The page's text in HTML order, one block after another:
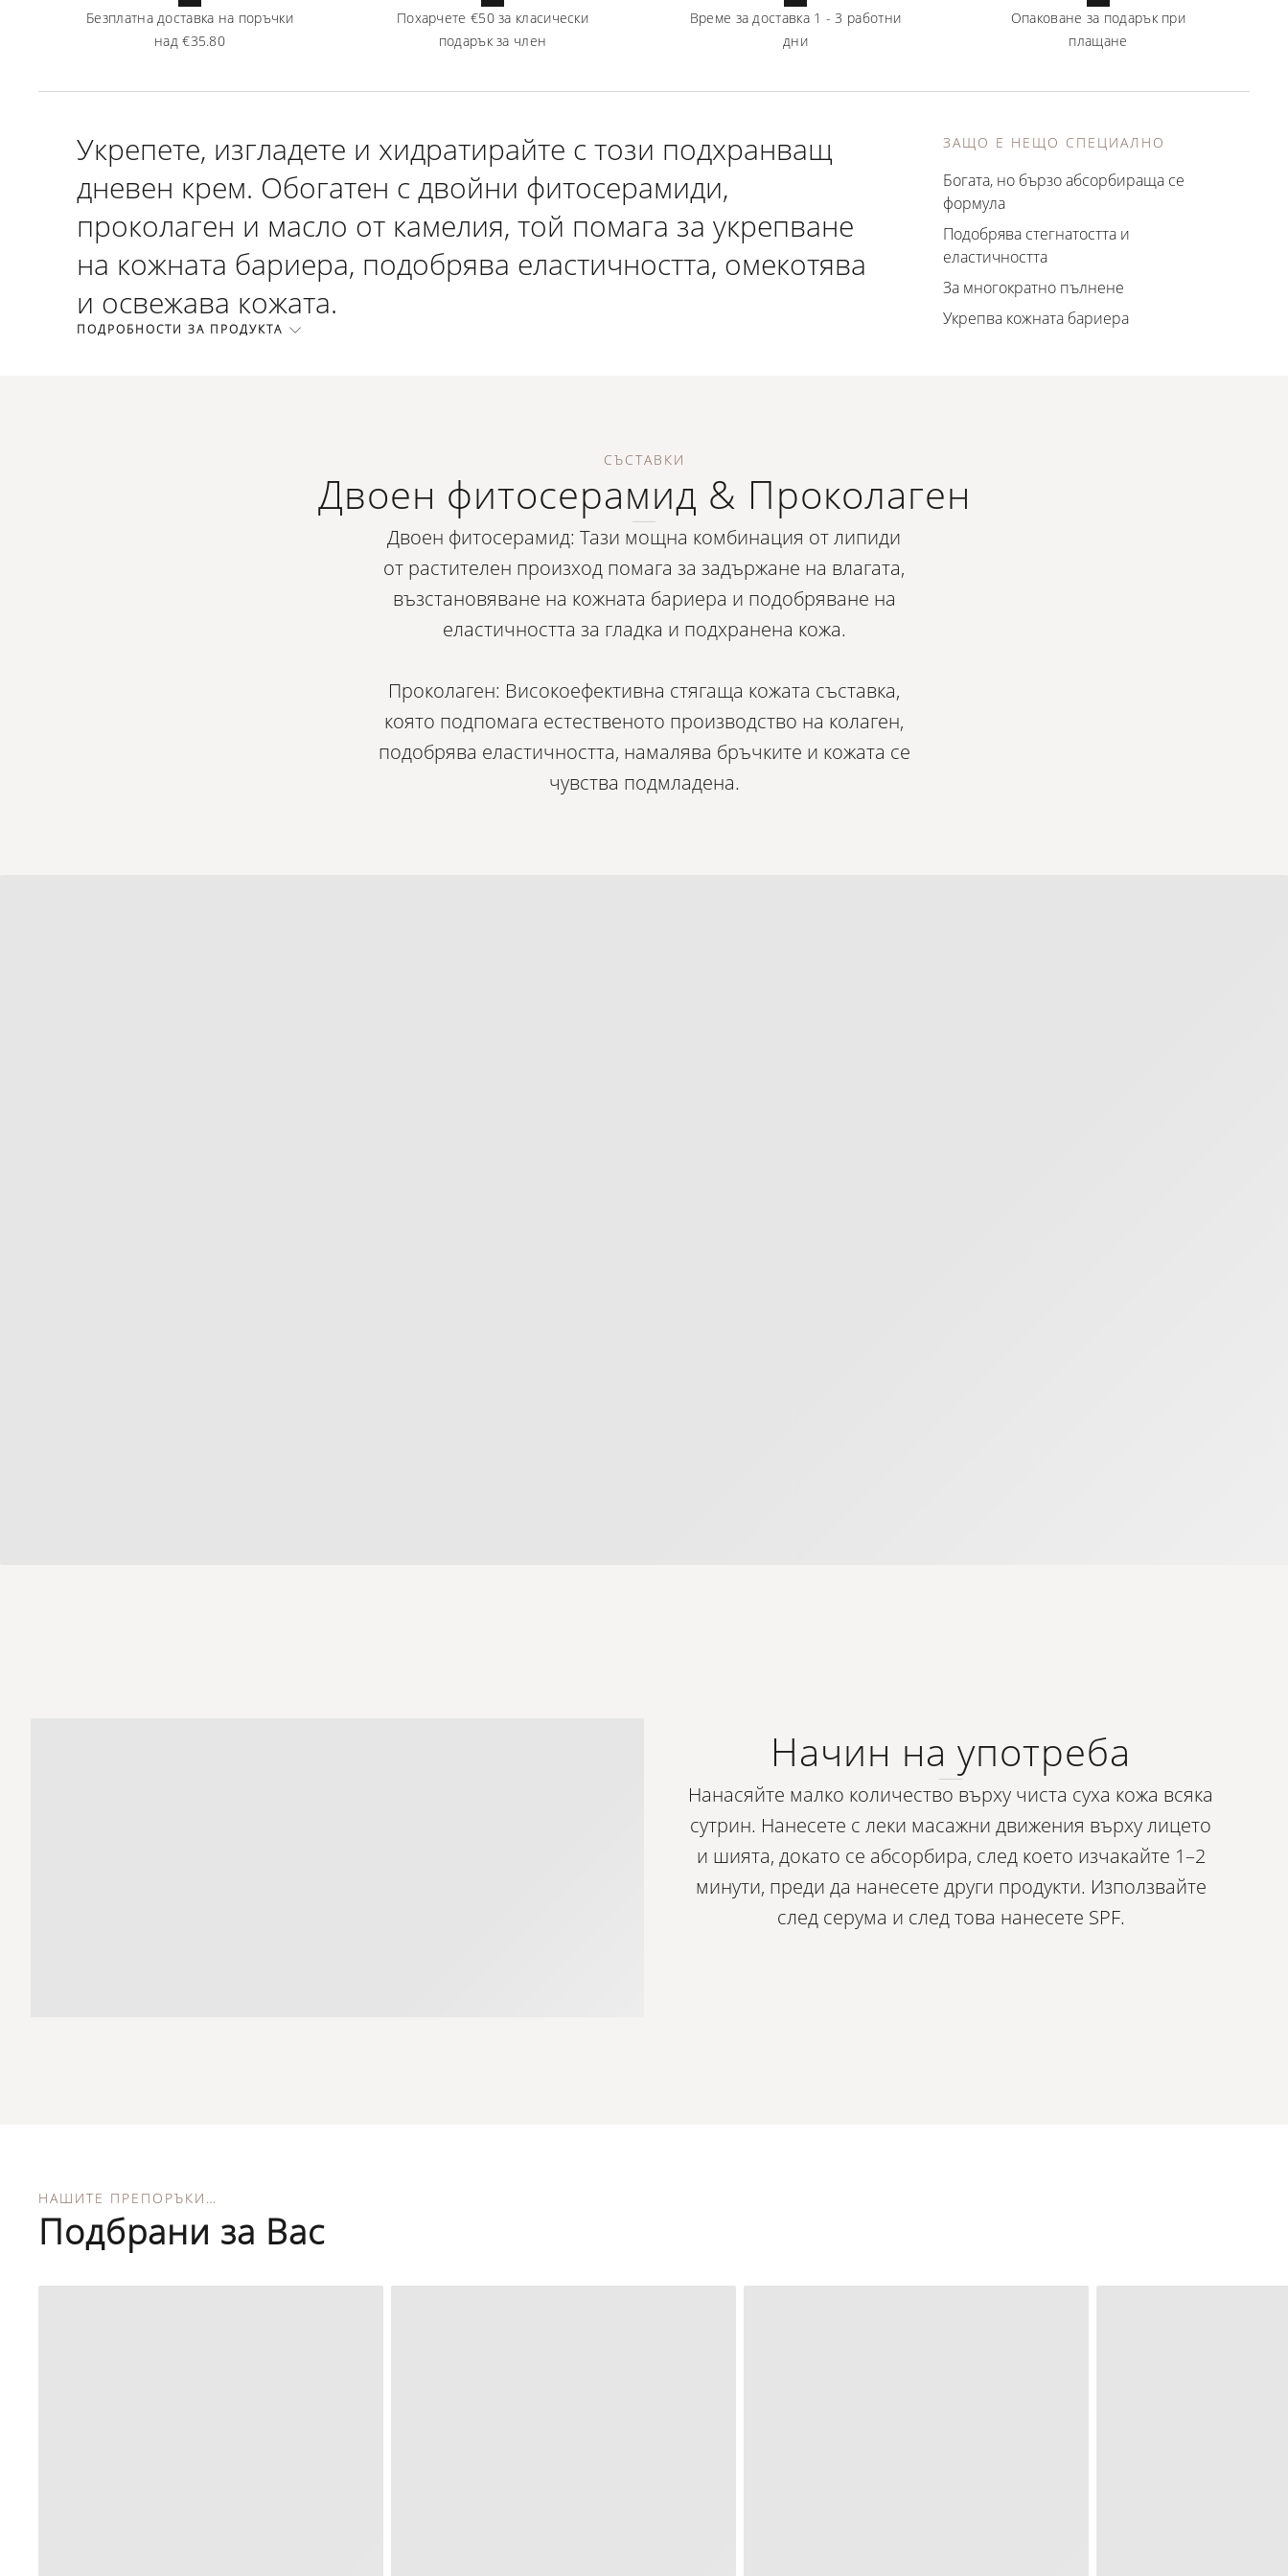
Безплатна доставка на поръчки
над €35.80
Похарчете €50 за класически
подарък за член
Време за доставка 1 - 3 работни
дни
Опаковане за подарък при
плащане
Укрепете, изгладете и хидратирайте с този подхранващ
дневен крем. Обогатен с двойни фитосерамиди,
проколаген и масло от камелия, той помага за укрепване
на кожната бариера, подобрява еластичността, омекотява
и освежава кожата.
ПОДРОБНОСТИ ЗА ПРОДУКТА
ЗАЩО Е НЕЩО СПЕЦИАЛНО
Богата, но бързо абсорбираща се
формула
Подобрява стегнатостта и
еластичността
За многократно пълнене
Укрепва кожната бариера
СЪСТАВКИ
Двоен фитосерамид & Проколаген
Двоен фитосерамид: Тази мощна комбинация от липиди
от растителен произход помага за задържане на влагата,
възстановяване на кожната бариера и подобряване на
еластичността за гладка и подхранена кожа.
Проколаген: Високоефективна стягаща кожата съставка,
която подпомага естественото производство на колаген,
подобрява еластичността, намалява бръчките и кожата се
чувства подмладена.
Начин на употреба
Нанасяйте малко количество върху чиста суха кожа всяка
сутрин. Нанесете с леки масажни движения върху лицето
и шията, докато се абсорбира, след което изчакайте 1–2
минути, преди да нанесете други продукти. Използвайте
след серума и след това нанесете SPF.
НАШИТЕ ПРЕПОРЪКИ…
Подбрани за Вас